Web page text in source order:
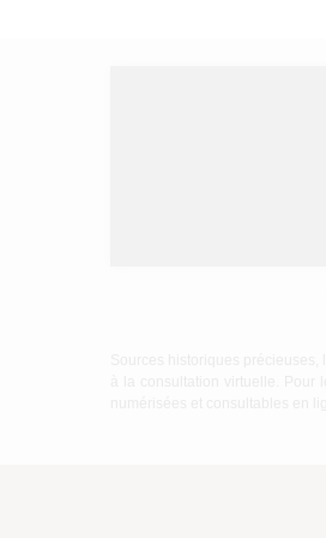
Sources historiques
à la consultation virtuelle.
numérisées et consultables en